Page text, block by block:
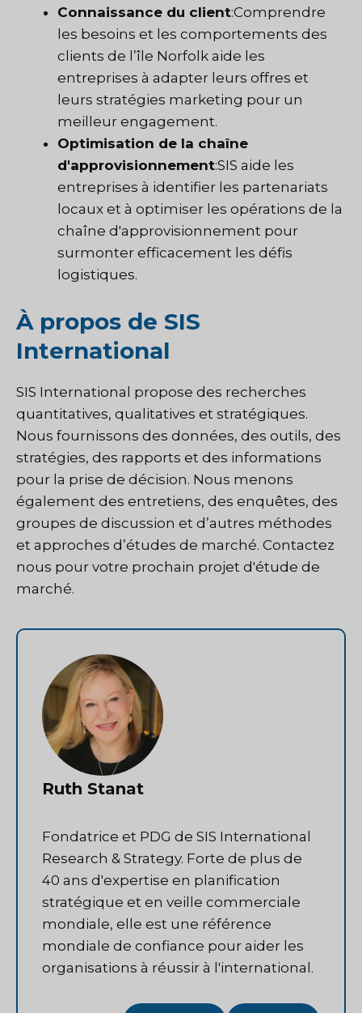
Connaissance du client:Comprendre
les besoins et les comportements des
clients de l’île Norfolk aide les
entreprises à adapter leurs offres et
leurs stratégies marketing pour un
meilleur engagement.
Optimisation de la chaîne
d'approvisionnement:SIS aide les
entreprises à identifier les partenariats
locaux et à optimiser les opérations de la
chaîne d'approvisionnement pour
surmonter efficacement les défis
logistiques.
À propos de SIS
International
SIS International propose des recherches
quantitatives, qualitatives et stratégiques.
Nous fournissons des données, des outils, des
stratégies, des rapports et des informations
pour la prise de décision. Nous menons
également des entretiens, des enquêtes, des
groupes de discussion et d’autres méthodes
et approches d’études de marché. Contactez
nous pour votre prochain projet d'étude de
marché.
Ruth Stanat
Fondatrice et PDG de SIS International
Research & Strategy. Forte de plus de
40 ans d'expertise en planification
stratégique et en veille commerciale
mondiale, elle est une référence
mondiale de confiance pour aider les
organisations à réussir à l'international.